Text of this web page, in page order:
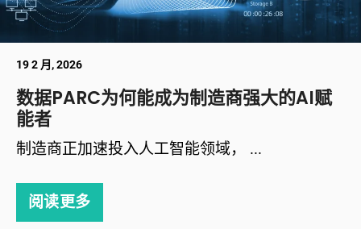
19 2 月, 2026
数据PARC为何能成为制造商强大的AI赋
能者
制造商正加速投入人工智能领域， ...
阅读更多